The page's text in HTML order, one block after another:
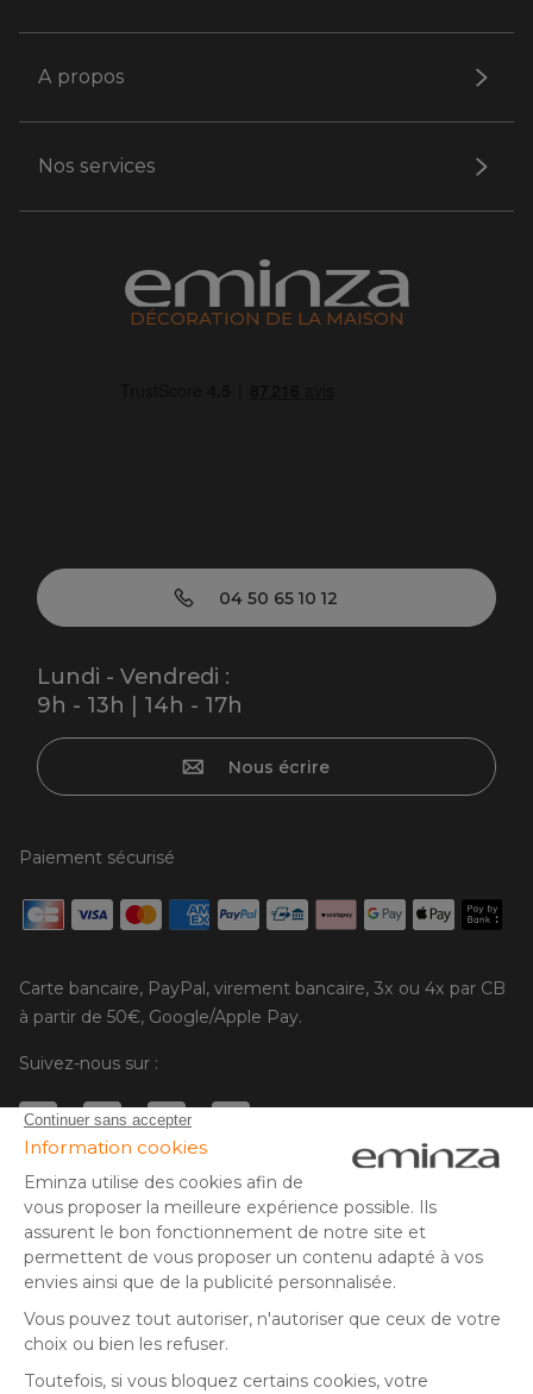
A propos
Nos services
DÉCORATION DE LA MAISON
04 50 65 10 12
Lundi - Vendredi :
9h - 13h | 14h - 17h
Nous écrire
Paiement sécurisé
Carte bancaire, PayPal, virement bancaire, 3x ou 4x par CB
à partir de 50€, Google/Apple Pay.
Suivez-nous sur :
© Copyright 2025 Eminza | Tous droits réservés |
ESPAÑA
ITALIE
DEUTSCHLAND
NEDERLAND
DANMARK
FRA
* Vous disposez de 30 jours (à compter de la réception ou du
retrait de votre colis) pour effectuer un retour de produits et
vous faire rembourser. Hors colis volumineux